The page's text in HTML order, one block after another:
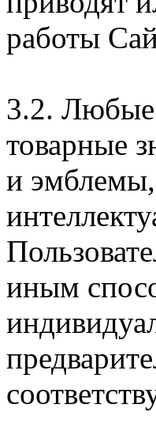
работы
3.2. Любые
товарные
и эмблемы,
иным